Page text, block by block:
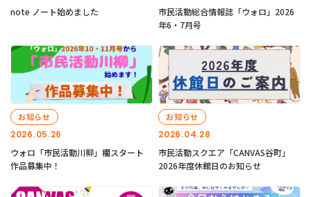
note ノート始めました
市民活動総合情報誌「ウォロ」2026
年6・7月号
2026.05.26
お知らせ
ウォロ「市民活動川柳」欄スタート
作品募集中！
2026.04.28
お知らせ
市民活動スクエア「CANVAS谷町」
2026年度休館日のお知らせ